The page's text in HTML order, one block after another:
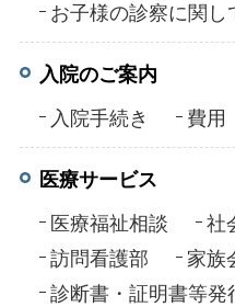
お子様の診察に関し
入院のご案内
入院手続き
費用
医療サービス
医療福祉相談
社
訪問看護部
家族
診断書・証明書等発